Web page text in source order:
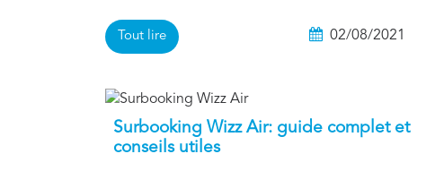
Tout lire 02/08/2021
Surbooking Wizz Air: guide complet et
conseils utiles